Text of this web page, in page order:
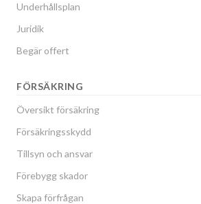
Underhållsplan
Juridik
Begär offert
FÖRSÄKRING
Översikt försäkring
Försäkringsskydd
Tillsyn och ansvar
Förebygg skador
Skapa förfrågan